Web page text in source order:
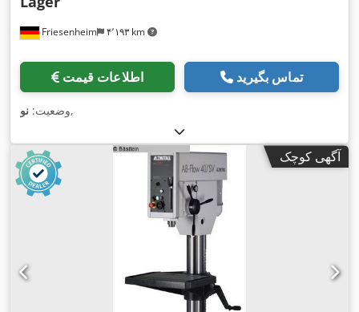
Friesenheim ۴٬۱۹۳ km
اطلاعات قیمت تماس بگیرید
وضعیت: نو ,
آگهی کوچک